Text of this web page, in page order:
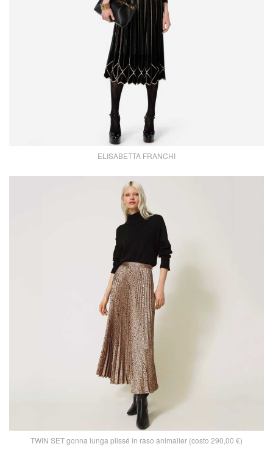
ELISABETTA FRANCHI
TWIN SET gonna lunga plissé in raso animalier (costo 290,00 €)